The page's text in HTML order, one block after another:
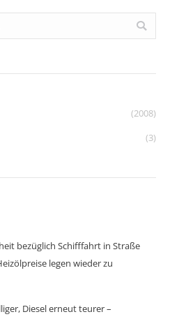
(2008)
(3)
bezüglich Schifffahrt in Straße
legen wieder zu
Diesel erneut teurer –